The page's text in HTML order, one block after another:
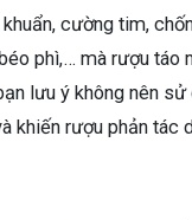
cường tim,
phì,… mà rượu
lưu ý không nên
khiến rượu phản tác